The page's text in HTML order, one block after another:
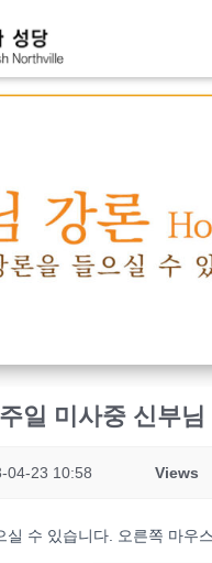
일 미사중 신부님
04-23 10:58 Views
수 있습니다. 오른쪽 마우